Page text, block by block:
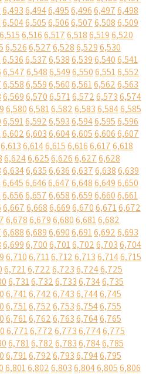
6,4936,4946,4956,4966,4976,498
6,5046,5056,5066,5076,5086,509
6,5156,5166,5176,5186,5196,520
6,5266,5276,5286,5296,530
6,5366,5376,5386,5396,5406,541
6,5476,5486,5496,5506,5516,552
6,5586,5596,5606,5616,5626,563
6,5696,5706,5716,5726,5736,574
6,5806,5816,5826,5836,5846,585
6,5916,5926,5936,5946,5956,596
6,6026,6036,6046,6056,6066,607
6,6136,6146,6156,6166,6176,618
6,6246,6256,6266,6276,628
6,6346,6356,6366,6376,6386,639
6,6456,6466,6476,6486,6496,650
6,6566,6576,6586,6596,6606,661
6,6676,6686,6696,6706,6716,672
6,6786,6796,6806,6816,682
6,6886,6896,6906,6916,6926,693
6,6996,7006,7016,7026,7036,704
6,7106,7116,7126,7136,7146,715
6,7216,7226,7236,7246,725
6,7316,7326,7336,7346,735
6,7416,7426,7436,7446,745
6,7516,7526,7536,7546,755
6,7616,7626,7636,7646,765
6,7716,7726,7736,7746,775
6,7816,7826,7836,7846,785
6,7916,7926,7936,7946,795
6,8016,8026,8036,8046,8056,806